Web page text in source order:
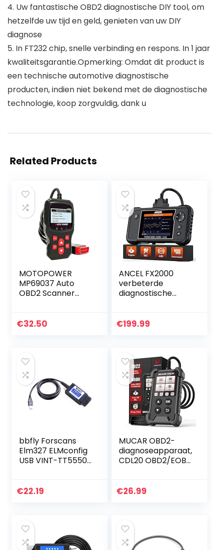
4. Uw fantastische OBD2 diagnostische DIY tool, om
hetzelfde uw tijd en geld, genieten van uw DIY
diagnose
5. In FT232 chip, snelle verbinding en respons. In 1 jaar
kwaliteitsgarantie.Opmerking: Omdat dit product is
een technische automotive diagnostische
producten, indien niet bekend met de diagnostische
technologie, koop zorgvuldig, dank u
Related Products
MOTOPOWER
MP69037 Auto
OBD2 Scanner
Reader Scanner
€32.50
ANCEL FX2000
verbeterde
diagnostische
Auto ABS SRS
€199.99
bbfly Forscans
Elm327 ELMconfig
USB VINT-TT55502
diagnose
€22.19
MUCAR OBD2-
diagnoseapparaat,
CDL20 OBD2/EOBD
foutcode-lezer
€26.99